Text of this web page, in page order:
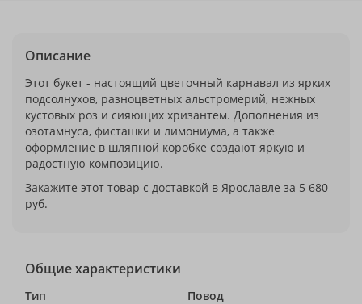
Описание
Этот букет - настоящий цветочный карнавал из ярких
подсолнухов, разноцветных альстромерий, нежных
кустовых роз и сияющих хризантем. Дополнения из
озотамнуса, фисташки и лимониума, а также
оформление в шляпной коробке создают яркую и
радостную композицию.
Закажите этот товар с доставкой в Ярославле за 5 680
руб.
Общие характеристики
Тип
Повод